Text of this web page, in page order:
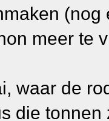
meer te
waar de
die